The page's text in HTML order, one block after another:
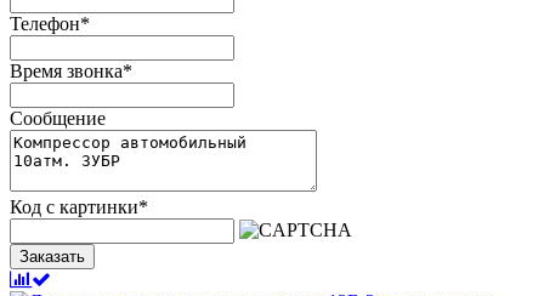
Телефон*
Время звонка*
Сообщение
Код с картинки*
Заказать